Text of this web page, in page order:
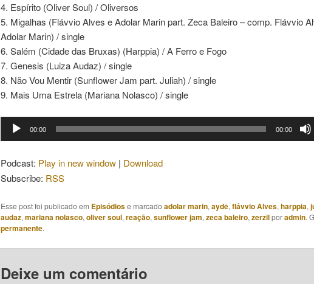
4. Espírito (Oliver Soul) / Oliversos
5. Migalhas (Flávvio Alves e Adolar Marin part. Zeca Baleiro – comp. Flávvio
Adolar Marin) / single
6. Salém (Cidade das Bruxas) (Harppia) / A Ferro e Fogo
7. Genesis (Luiza Audaz) / single
8. Não Vou Mentir (Sunflower Jam part. Juliah) / single
9. Mais Uma Estrela (Mariana Nolasco) / single
Tocador
de
00:00 00:00
Podcast: Play in new window| Download
Subscribe: RSS
Esse post foi publicado em Episódiose marcado adolar marin, aydê, flávvio Alves, harppia,
audaz, mariana nolasco, oliver soul, reação, sunflower jam, zeca baleiro, zerzilporadmin.
permanente.
Deixe um comentário